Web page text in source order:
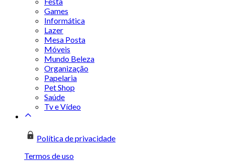
Games
Informática
Lazer
Mesa Posta
Móveis
Mundo Beleza
Organização
Papelaria
Pet Shop
Saúde
Tv e Vídeo
Política de privacidade
Termos de uso